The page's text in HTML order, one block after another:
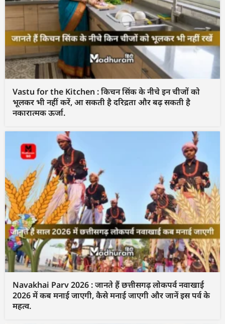
Vastu for the Kitchen : किचन सिंक के नीचे इन चीजों को
भूलकर भी नहीं करें, आ सकती है दरिद्रता और बढ़ सकती है
नकारात्मक ऊर्जा.
Navakhai Parv 2026 : जानते हैं छत्तीसगढ़ लोकपर्व नवाखाई
2026 में कब मनाई जाएगी, कैसे मनाई जाएगी और जानें इस पर्व के
महत्व.